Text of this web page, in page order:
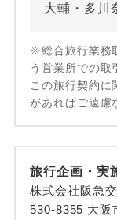
大輔・多川
※総合旅行業務
う営業所での取
この旅行契約に
があればご遠慮
旅行企画・実
株式会社阪急
530-8355 大阪